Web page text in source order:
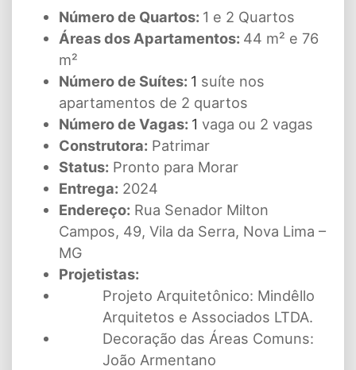
Número de Quartos: 1 e 2 Quartos
Áreas dos Apartamentos: 44 m² e 76
m²
Número de Suítes: 1 suíte nos
apartamentos de 2 quartos
Número de Vagas: 1 vaga ou 2 vagas
Construtora: Patrimar
Status: Pronto para Morar
Entrega: 2024
Endereço: Rua Senador Milton
Campos, 49, Vila da Serra, Nova Lima –
MG
Projetistas:
Projeto Arquitetônico: Mindêllo
Arquitetos e Associados LTDA.
Decoração das Áreas Comuns:
João Armentano